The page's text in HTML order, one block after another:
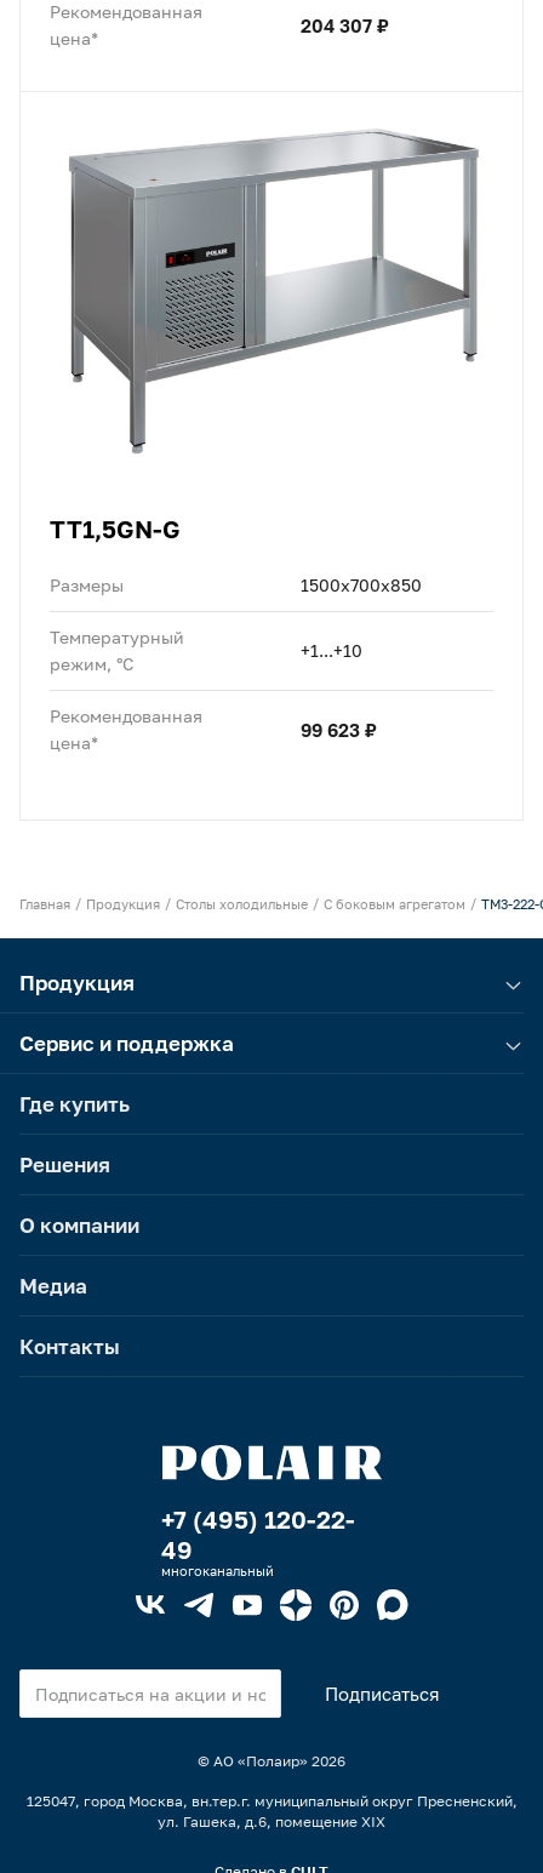
Рекомендованная
цена*
204 307 ₽
TT1,5GN-G
Размеры 1500х700х850
Температурный
режим, °C
+1...+10
Рекомендованная
цена*
99 623 ₽
Главная Продукция Столы холодильные С боковым агрегатом TM3-222-
Продукция
Сервис и поддержка
Где купить
Решения
О компании
Медиа
Контакты
+7 (495) 120-22-
49
многоканальный
© АО «Полаир» 2026
125047, город Москва, вн.тер.г. муниципальный округ Пресненский,
ул. Гашека, д.6, помещение XIX